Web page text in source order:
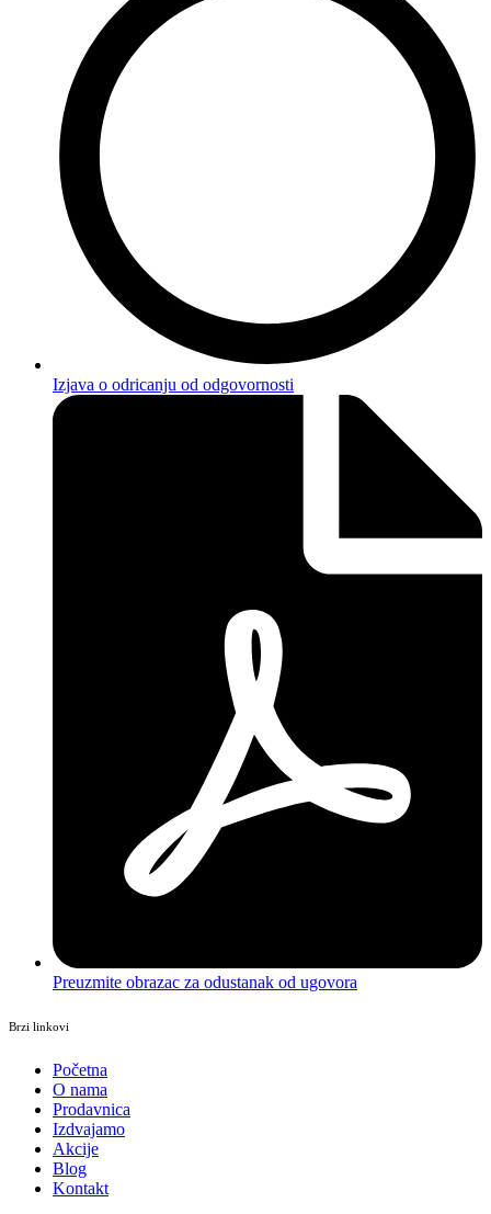
Izjava o odricanju od odgovornosti
Preuzmite obrazac za odustanak od ugovora
Brzi linkovi
Početna
O nama
Prodavnica
Izdvajamo
Akcije
Blog
Kontakt